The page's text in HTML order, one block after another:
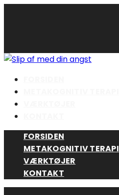
FORSIDEN
METAKOGNITIV TERAPI
VÆRKTØJER
KONTAKT